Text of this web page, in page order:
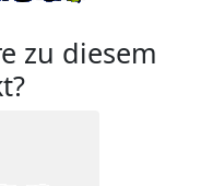
zu diesem